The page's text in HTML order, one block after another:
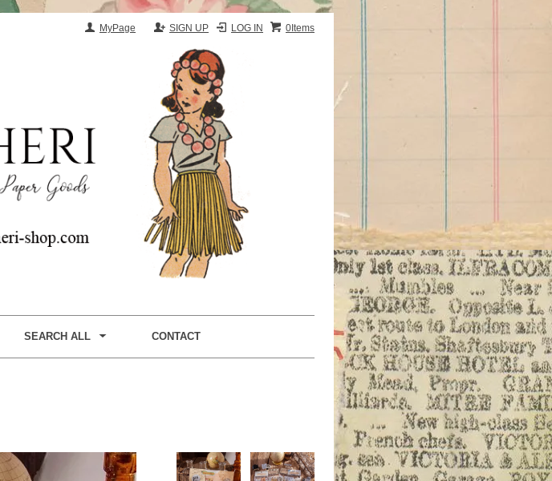
0Items
LOG IN
SIGN UP
MyPage
SEARCH ALL CONTACT